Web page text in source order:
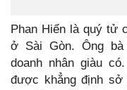
Phan Hiển là quý tử
ở Sài Gòn. Ông bà
doanh nhân giàu
được khẳng định